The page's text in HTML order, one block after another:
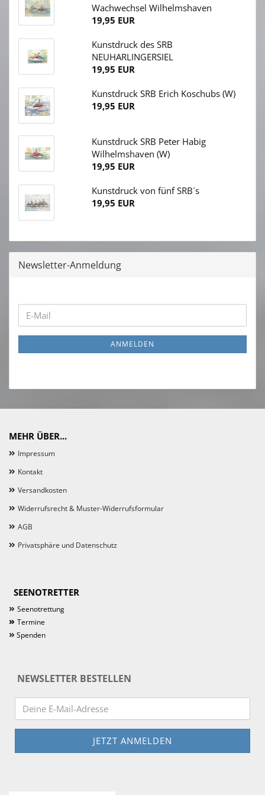
Wachwechsel Wilhelmshaven
19,95 EUR
Kunstdruck des SRB
NEUHARLINGERSIEL
19,95 EUR
Kunstdruck SRB Erich Koschubs (W)
19,95 EUR
Kunstdruck SRB Peter Habig
Wilhelmshaven (W)
19,95 EUR
Kunstdruck von fünf SRB´s
19,95 EUR
Newsletter-Anmeldung
WEITER
ZUR
NEWSLETTER-
E-
Mail
ANMELDEN
MEHR ÜBER...
Impressum
Kontakt
Versandkosten
Widerrufsrecht & Muster-Widerrufsformular
AGB
Privatsphäre und Datenschutz
SEENOTRETTER
» Seenotrettung
» Termine
» Spenden
NEWSLETTER BESTELLEN